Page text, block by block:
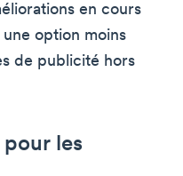
en cours
option moins
de publicité hors
les